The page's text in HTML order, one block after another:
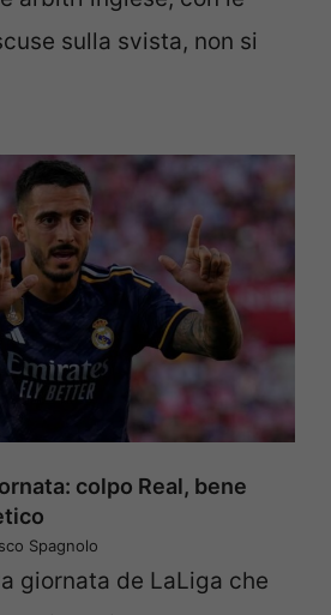
sulla svista, non si
colpo Real, bene
Spagnolo
giornata de LaLiga che